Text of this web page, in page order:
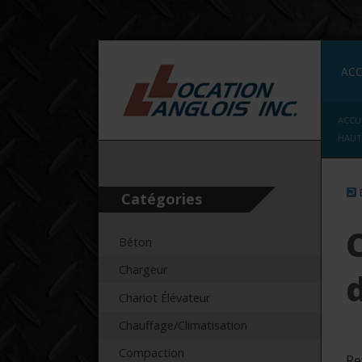
Catégories
Béton
Chargeur
Chariot Élévateur
Chauffage/Climatisation
Compaction